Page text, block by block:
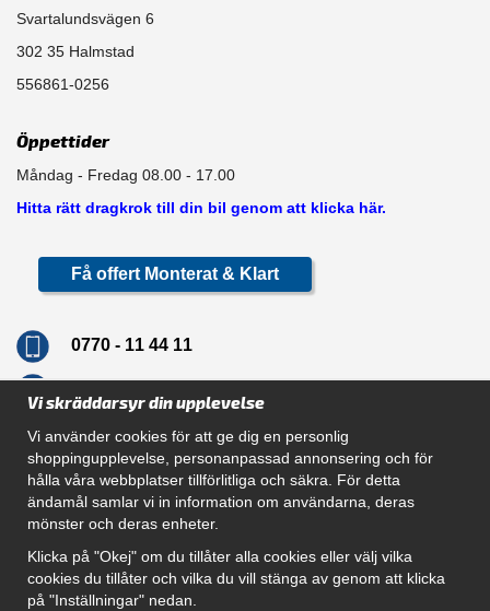
Svartalundsvägen 6
302 35 Halmstad
556861-0256
Öppettider
Måndag - Fredag 08.00 - 17.00
Hitta rätt dragkrok till din bil genom att klicka här.
Få offert Monterat & Klart
0770 - 11 44 11
Navigation
Hur beställer jag
Gör Det Själv Paket
Montera dragkrok
SUPPORT
Vi skräddarsyr din upplevelse
Vi använder cookies för att ge dig en personlig
shoppingupplevelse, personanpassad annonsering och för
hålla våra webbplatser tillförlitliga och säkra. För detta
ändamål samlar vi in information om användarna, deras
mönster och deras enheter.
Klicka på "Okej" om du tillåter alla cookies eller välj vilka
cookies du tillåter och vilka du vill stänga av genom att klicka
på "Inställningar" nedan.